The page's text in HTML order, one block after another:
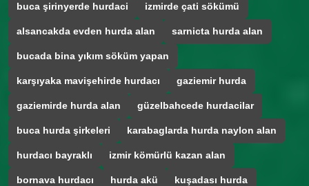
buca şirinyerde hurdaci izmirde çati sökümü
alsancakda evden hurda alan sarnicta hurda alan
bucada bina yıkım söküm yapan
karşıyaka mavişehirde hurdacı gaziemir hurda
gaziemirde hurda alan güzelbahcede hurdacilar
buca hurda şirkeleri karabaglarda hurda naylon alan
hurdacı bayraklı izmir kömürlü kazan alan
bornava hurdacı hurda akü kuşadası hurda